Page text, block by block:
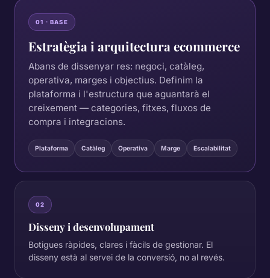
01 · BASE
Estratègia i arquitectura ecommerce
Abans de dissenyar res: negoci, catàleg,
operativa, marges i objectius. Definim la
plataforma i l'estructura que aguantarà el
creixement — categories, fitxes, fluxos de
compra i integracions.
Plataforma Catàleg Operativa Marge Escalabilitat
02
Disseny i desenvolupament
Botigues ràpides, clares i fàcils de gestionar. El
disseny està al servei de la conversió, no al revés.